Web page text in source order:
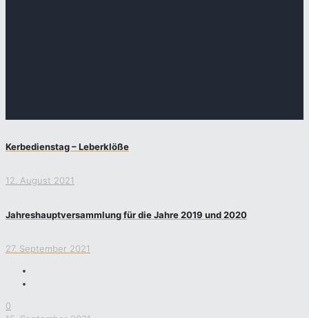
Kerbedienstag – Leberklöße
12. August 2021
Jahreshauptversammlung für die Jahre 2019 und 2020
27. September 2021
0